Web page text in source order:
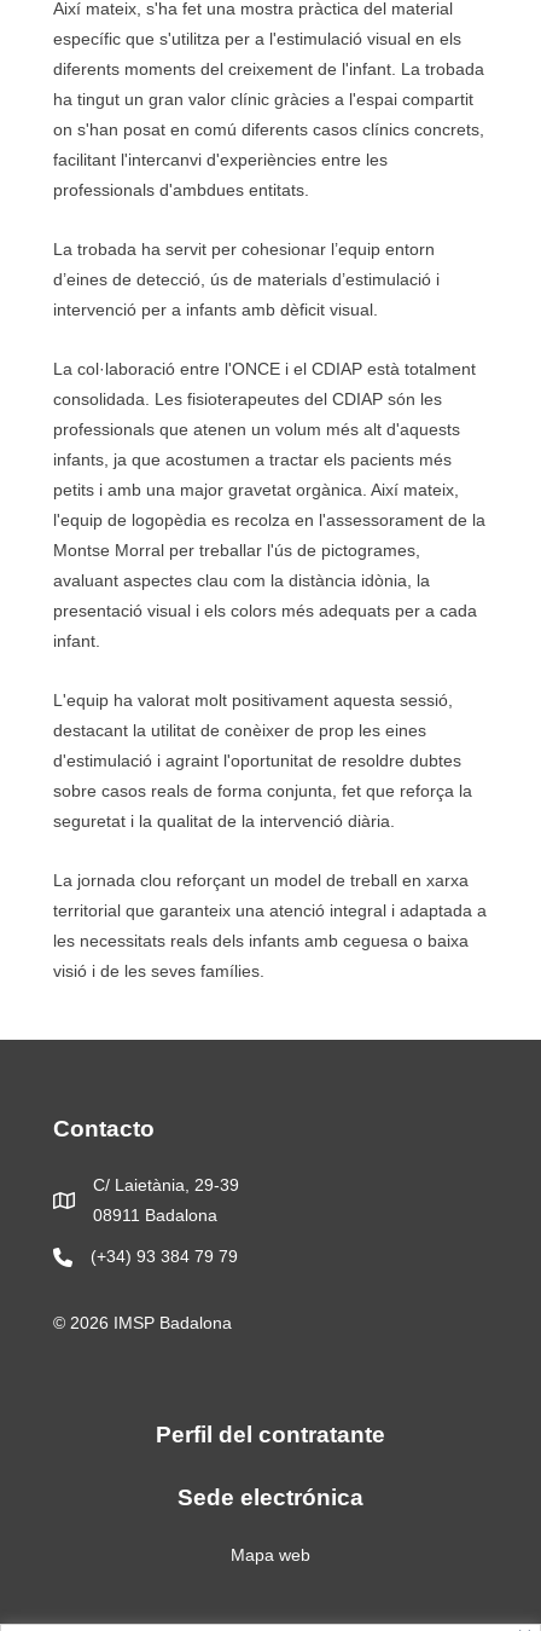
Així mateix, s'ha fet una mostra pràctica del material
específic que s'utilitza per a l'estimulació visual en els
diferents moments del creixement de l'infant. La trobada
ha tingut un gran valor clínic gràcies a l'espai compartit
on s'han posat en comú diferents casos clínics concrets,
facilitant l'intercanvi d'experiències entre les
professionals d'ambdues entitats.
La trobada ha servit per cohesionar l’equip entorn
d’eines de detecció, ús de materials d’estimulació i
intervenció per a infants amb dèficit visual.
La col·laboració entre l'ONCE i el CDIAP està totalment
consolidada. Les fisioterapeutes del CDIAP són les
professionals que atenen un volum més alt d'aquests
infants, ja que acostumen a tractar els pacients més
petits i amb una major gravetat orgànica. Així mateix,
l'equip de logopèdia es recolza en l'assessorament de la
Montse Morral per treballar l'ús de pictogrames,
avaluant aspectes clau com la distància idònia, la
presentació visual i els colors més adequats per a cada
infant.
L'equip ha valorat molt positivament aquesta sessió,
destacant la utilitat de conèixer de prop les eines
d'estimulació i agraint l'oportunitat de resoldre dubtes
sobre casos reals de forma conjunta, fet que reforça la
seguretat i la qualitat de la intervenció diària.
La jornada clou reforçant un model de treball en xarxa
territorial que garanteix una atenció integral i adaptada a
les necessitats reals dels infants amb ceguesa o baixa
visió i de les seves famílies.
Contacto
C/ Laietània, 29-39
08911 Badalona
(+34) 93 384 79 79
© 2026 IMSP Badalona
Perfil del contratante
Sede electrónica
Mapa web